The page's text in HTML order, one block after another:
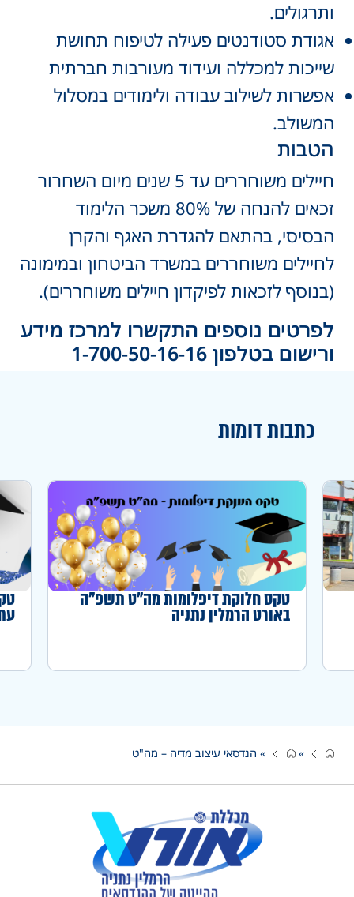
ותרגולים.
אגודת סטודנטים פעילה לטיפוח תחושת
שייכות למכללה ועידוד מעורבות חברתית
אפשרות לשילוב עבודה ולימודים במסלול
המשולב.
הטבות
חיילים משוחררים עד 5 שנים מיום השחרור
זכאים להנחה של 80% משכר הלימוד
הבסיסי, בהתאם להגדרת האגף והקרן
לחיילים משוחררים במשרד הביטחון ובמימונה
(בנוסף לזכאות לפיקדון חיילים משוחררים).
לפרטים נוספים התקשרו למרכז מידע
ורישום בטלפון 1-700-50-16-16
כתבות דומות
טקס חלוקת דיפלומות מה"ט תשפ"ה
באורט הרמלין נתניה
»
» הנדסאי עיצוב מדיה – מה"ט